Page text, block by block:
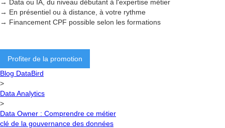
→ Data ou IA, du niveau débutant à l'expertise métier
→ En présentiel ou à distance, à votre rythme
→ Financement CPF possible selon les formations
Profiter de la promotion
Blog DataBird
>
Data Analytics
>
Data Owner : Comprendre ce métier
clé de la gouvernance des données